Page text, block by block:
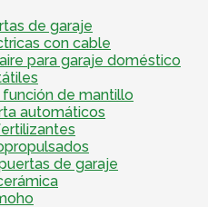
de garaje
con cable
para garaje doméstico
de mantillo
automáticos
de garaje